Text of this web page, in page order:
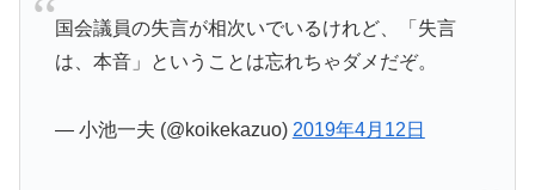
国会議員の失言が相次いでいるけれど、「失言
は、本音」ということは忘れちゃダメだぞ。
— 小池一夫 (@koikekazuo) 2019年4月12日